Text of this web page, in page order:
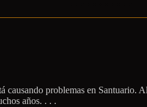
problemas en
años. . . .